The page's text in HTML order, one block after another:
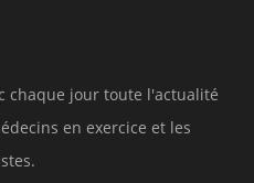
chaque jour toute l'actualité
en exercice et les